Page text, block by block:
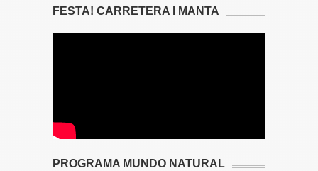
FESTA! CARRETERA I MANTA
PROGRAMA MUNDO NATURAL